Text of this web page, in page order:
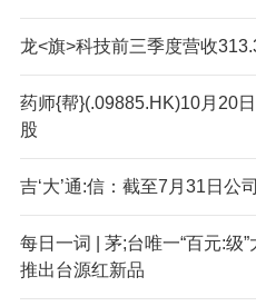
龙<旗>科技前三季度营收
药师{帮}(.09885.HK)10月20
股
吉‘大’通:信：截至7月31日公
每日一词 | 茅;台唯一“百元:级
推出台源红新品